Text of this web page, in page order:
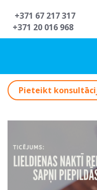
+371 67 217 317
+371 20 016 968
Pieteikt